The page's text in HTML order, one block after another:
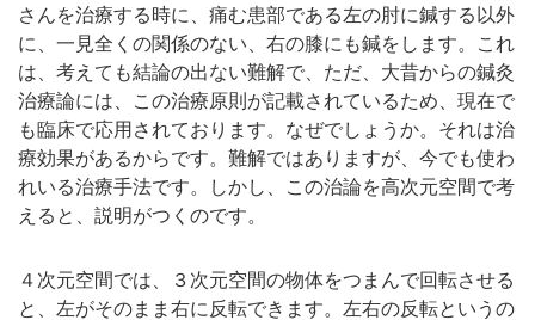
さんを治療する時に、痛む患部である左の肘に鍼する以外
に、一見全くの関係のない、右の膝にも鍼をします。これ
は、考えても結論の出ない難解で、ただ、大昔からの鍼灸
治療論には、この治療原則が記載されているため、現在で
も臨床で応用されております。なぜでしょうか。それは治
療効果があるからです。難解ではありますが、今でも使わ
れいる治療手法です。しかし、この治論を高次元空間で考
えると、説明がつくのです。
４次元空間では、３次元空間の物体をつまんで回転させる
と、左がそのまま右に反転できます。左右の反転というの